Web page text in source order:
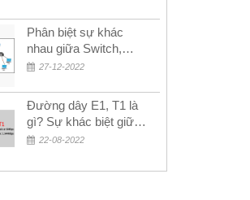
Phân biệt sự khác
nhau giữa Switch,
Router và Hub
27-12-2022
Đường dây E1, T1 là
gì? Sự khác biệt giữa
E1 và T1
22-08-2022